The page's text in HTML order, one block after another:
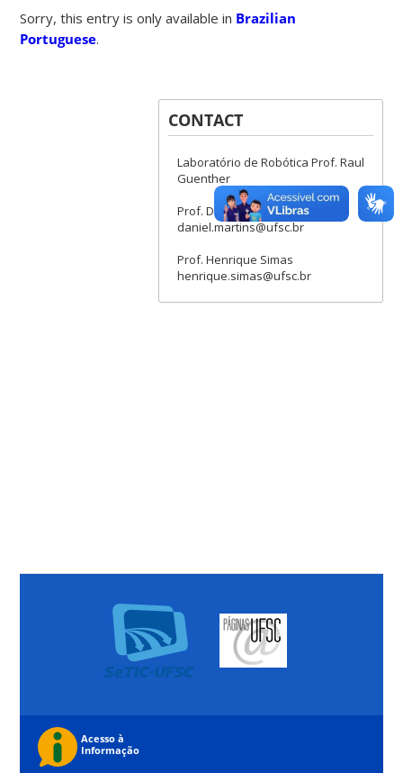
Sorry, this entry is only available in Brazilian
Portuguese.
CONTACT
Laboratório de Robótica Prof. Raul
Guenther
Prof. Daniel Martins
daniel.martins@ufsc.br
Prof. Henrique Simas
henrique.simas@ufsc.br